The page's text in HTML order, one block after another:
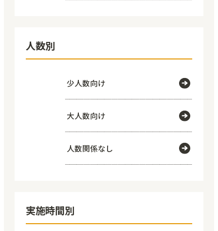
人数別
少人数向け
大人数向け
人数関係なし
実施時間別